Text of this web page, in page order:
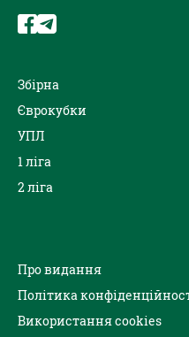
Збірна
Єврокубки
УПЛ
1 ліга
2 ліга
Про видання
Політика
Використання cookies